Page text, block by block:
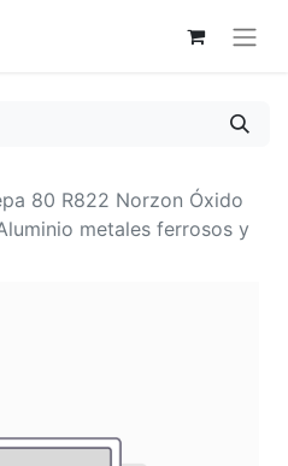
80 R822 Norzon Óxido
metales ferrosos y